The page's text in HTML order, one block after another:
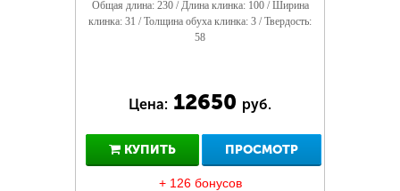
Общая длина: 230 / Длина клинка: 100 / Ширина
клинка: 31 / Толщина обуха клинка: 3 / Твердость:
58
Цена: 12650 руб.
КУПИТЬ ПРОСМОТР
+ 126 бонусов